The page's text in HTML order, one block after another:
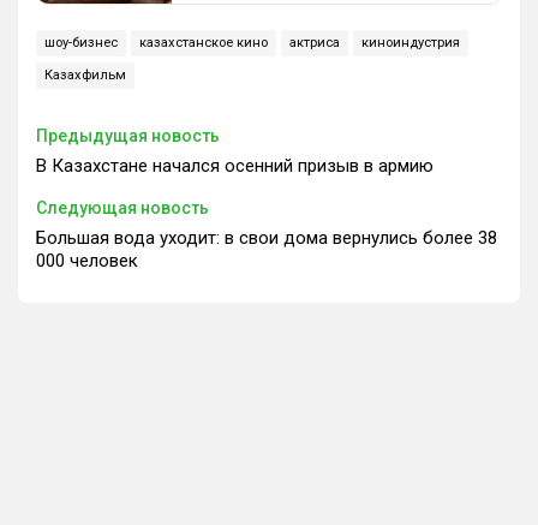
шоу-бизнес казахстанское кино актриса киноиндустрия
Казахфильм
Предыдущая новость
В Казахстане начался осенний призыв в армию
Следующая новость
Большая вода уходит: в свои дома вернулись более 38
000 человек